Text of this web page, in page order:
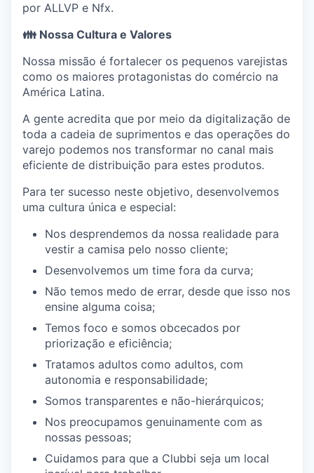
por ALLVP e Nfx.
👪 Nossa Cultura e Valores
Nossa missão é fortalecer os pequenos varejistas
como os maiores protagonistas do comércio na
América Latina.
A gente acredita que por meio da digitalização de
toda a cadeia de suprimentos e das operações do
varejo podemos nos transformar no canal mais
eficiente de distribuição para estes produtos.
Para ter sucesso neste objetivo, desenvolvemos
uma cultura única e especial:
Nos desprendemos da nossa realidade para
vestir a camisa pelo nosso cliente;
Desenvolvemos um time fora da curva;
Não temos medo de errar, desde que isso nos
ensine alguma coisa;
Temos foco e somos obcecados por
priorização e eficiência;
Tratamos adultos como adultos, com
autonomia e responsabilidade;
Somos transparentes e não-hierárquicos;
Nos preocupamos genuinamente com as
nossas pessoas;
Cuidamos para que a Clubbi seja um local